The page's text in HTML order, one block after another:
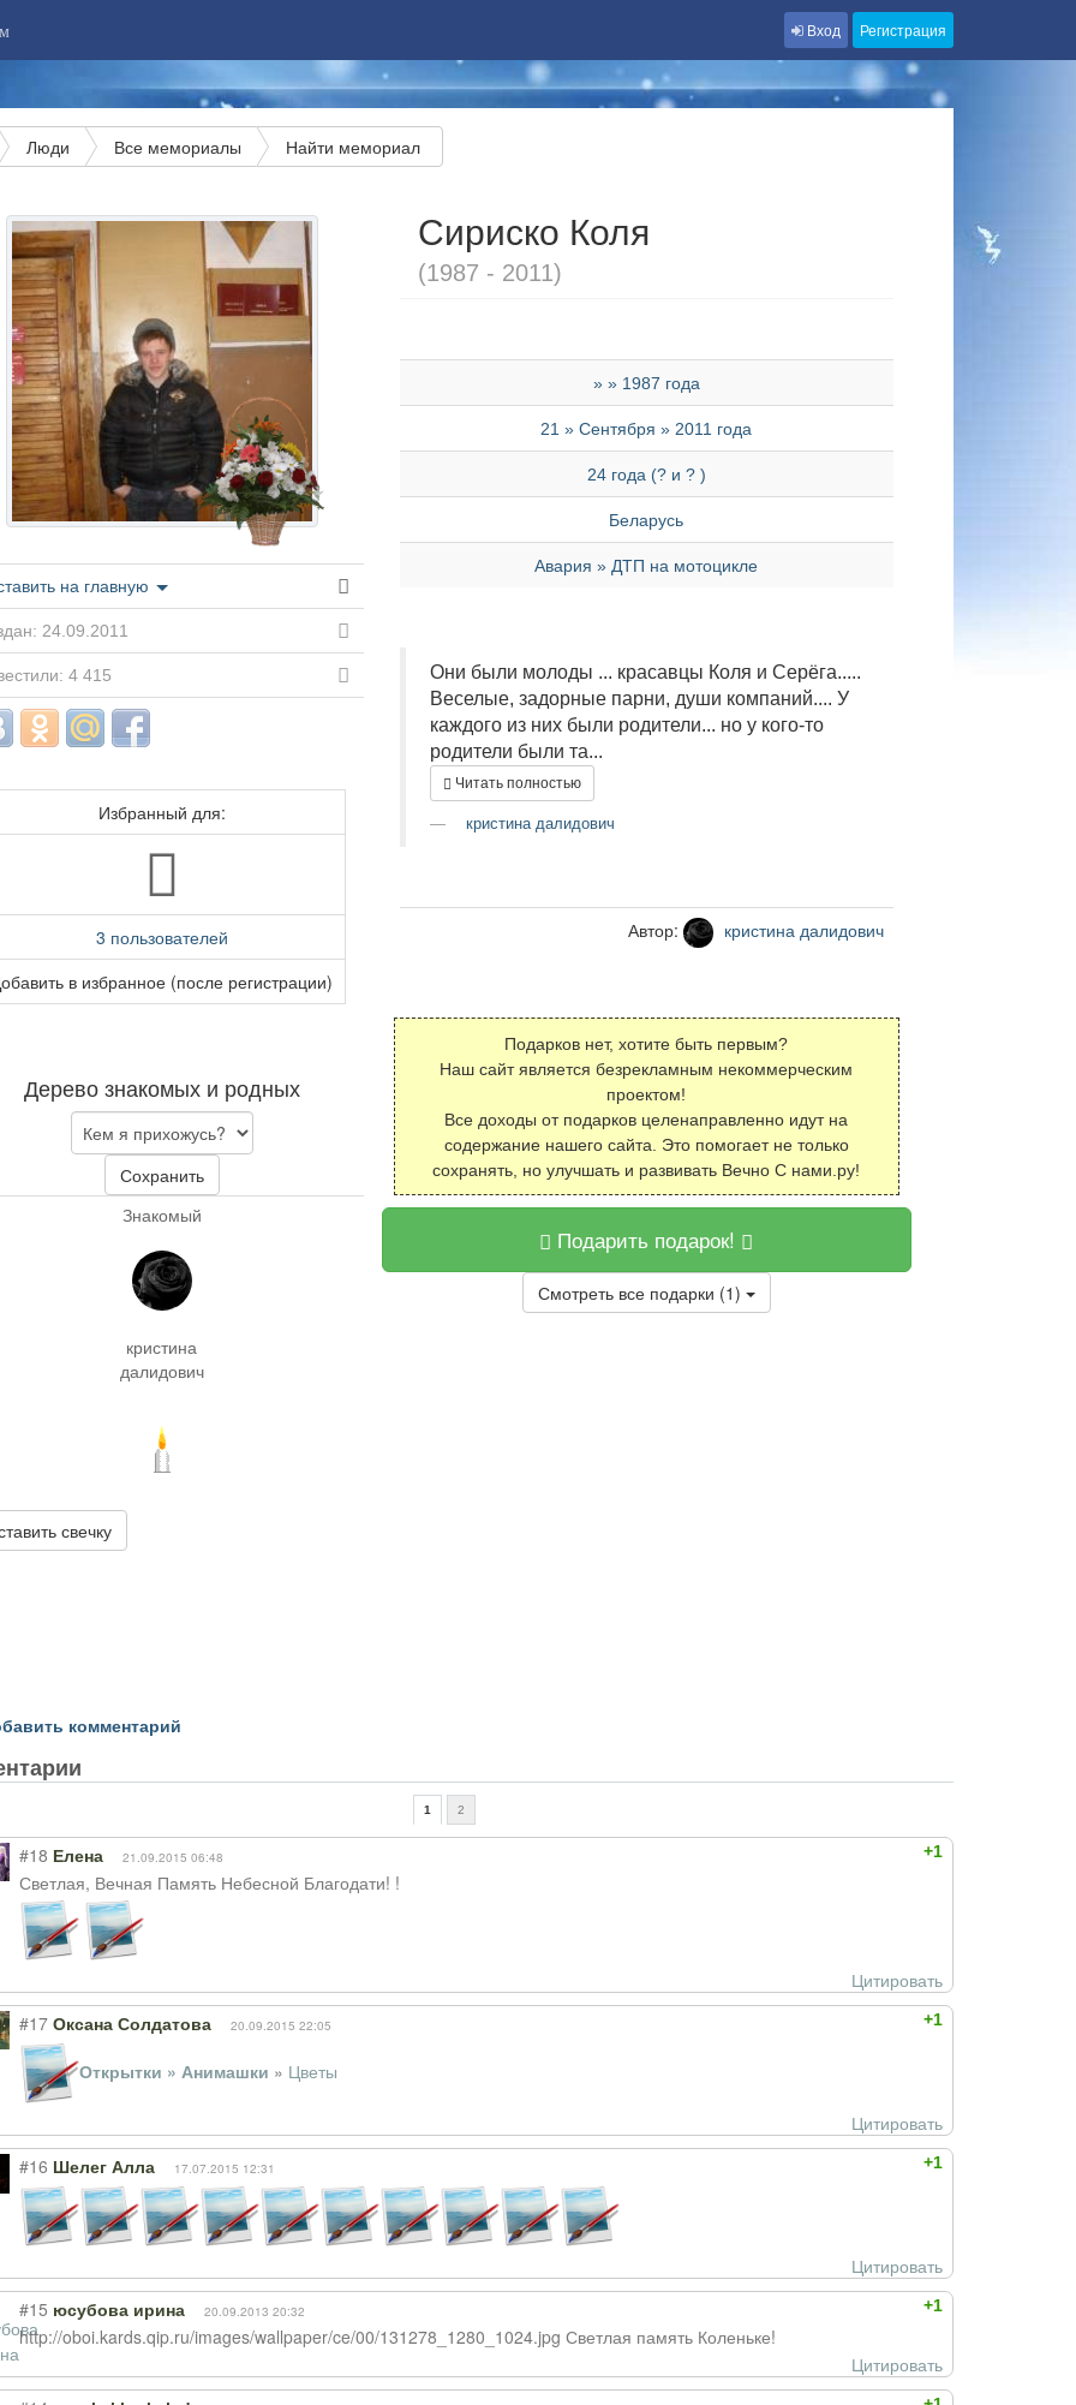
Вход Регистрация
Люди Все мемориалы Найти мемориал
на главную
24.09.2011
4 415
Избранный для:
3 пользователей
в избранное (после регистрации)
Дерево знакомых и родных
Сохранить
Знакомый
кристина
далидович
свечку
Сириско Коля
(1987 - 2011)
» » 1987 года
21 » Сентября » 2011 года
24 года (? и ? )
Беларусь
Авария » ДТП на мотоцикле
Они были молоды ... красавцы Коля и Серёга.....
Веселые, задорные парни, души компаний.... У
каждого из них были родители... но у кого-то
родители были та...
Читать полностью
кристина далидович
Автор: кристина далидович
Подарков нет, хотите быть первым?
Наш сайт является безрекламным некоммерческим
проектом!
Все доходы от подарков целенаправленно идут на
содержание нашего сайта. Это помогает не только
сохранять, но улучшать и развивать Вечно С нами.ру!
Подарить подарок!
Смотреть все подарки (1)
комментарий
1 2
+1
#18 Елена 21.09.2015 06:48
Светлая, Вечная Память Небесной Благодати! !
Цитировать
+1
#17 Оксана Солдатова 20.09.2015 22:05
Открытки » Анимашки » Цветы
Цитировать
+1
#16 Шелег Алла 17.07.2015 12:31
Цитировать
+1
#15 юсубова ирина 20.09.2013 20:32
http://oboi.kards.qip.ru/images/wallpaper/ce/00/131278_1280_1024.jpg Светлая память Коленьке!
Цитировать